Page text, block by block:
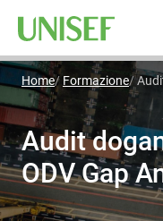
Home Formazione
Audit
ODV Gap